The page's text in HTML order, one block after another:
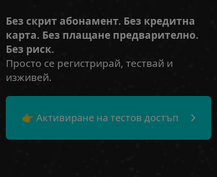
Без скрит абонамент. Без кредитна
карта. Без плащане предварително.
Без риск.
Просто се регистрирай, тествай и
изживей.
👉 Активиране на тестов достъп